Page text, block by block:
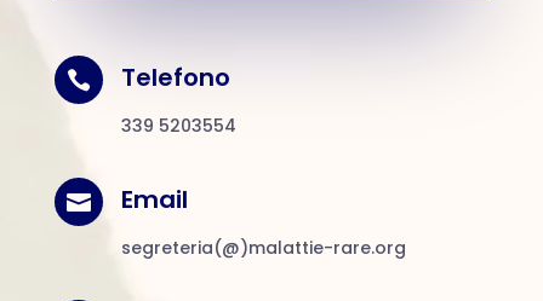
 Telefono
339 5203554
 Email
segreteria(@)malattie-rare.org